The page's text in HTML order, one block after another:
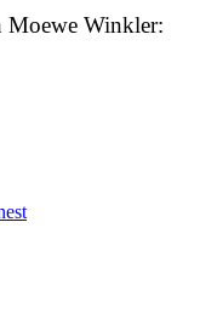
Moewe Winkler: